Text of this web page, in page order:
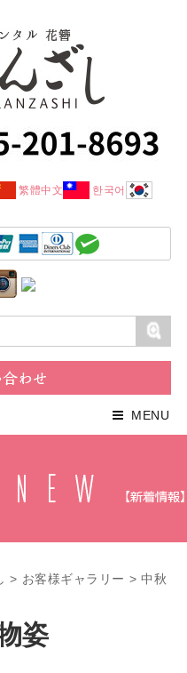
繁體中文 한국어
MENU
> お客様ギャラリー > 中秋
姿